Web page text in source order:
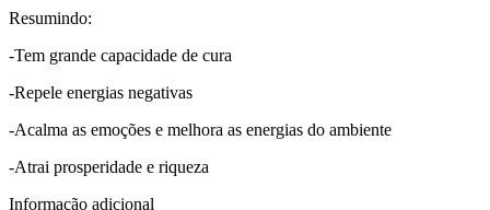
Resumindo:
-Tem grande capacidade de cura
-Repele energias negativas
-Acalma as emoções e melhora as energias do ambiente
-Atrai prosperidade e riqueza
Informação adicional